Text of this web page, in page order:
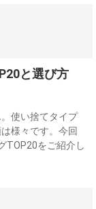
と選び方
使い捨てタイプ
様々です。今回
TOP20をご紹介し